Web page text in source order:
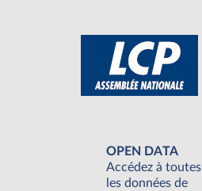
OPEN DATA
Accédez à toutes
les données de